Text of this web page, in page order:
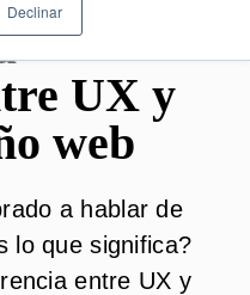
Declinar
UX y
web
a hablar de
lo que significa?
entre UX y